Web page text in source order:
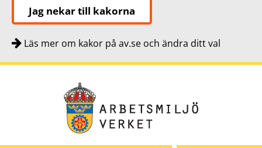
Jag nekar till kakorna
Läs mer om kakor på av.se och ändra ditt val